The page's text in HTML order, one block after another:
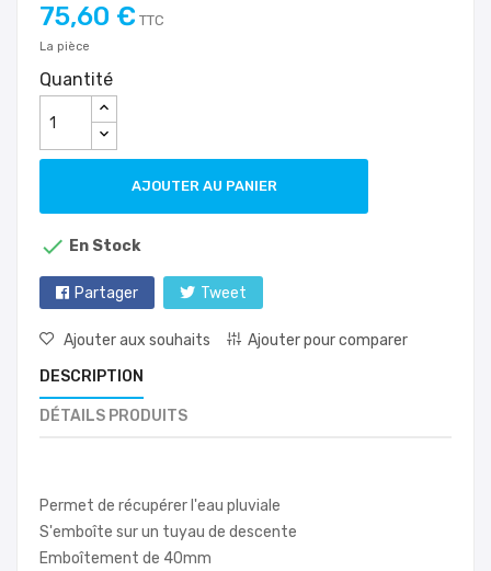
75,60 € TTC
La pièce
Quantité
AJOUTER AU PANIER
 En Stock
Partager Tweet
Ajouter aux souhaits
Ajouter pour comparer
DESCRIPTION
DÉTAILS PRODUITS
Permet de récupérer l'eau pluviale
S'emboîte sur un tuyau de descente
Emboîtement de 40mm